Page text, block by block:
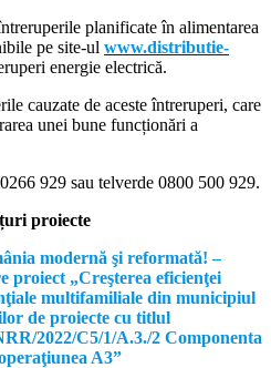
planificate în alimentarea
pe site-ul www.distributie-
energie electrică.
cauzate de aceste întreruperi, care
unei bune funcționări a
929 sau telverde 0800 500 929.
proiecte
modernă şi reformată! –
proiect „Creşterea eficienţei
multifamiliale din municipiul
de proiecte cu titlul
2022/C5/1/A.3./2 Componenta
A3”